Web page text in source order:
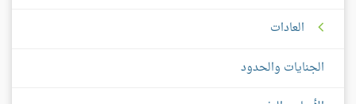
العادات
الجنايات والحدود